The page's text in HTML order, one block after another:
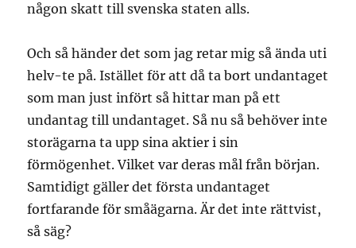
någon skatt till svenska staten alls.
Och så händer det som jag retar mig så ända uti
helv-te på. Istället för att då ta bort undantaget
som man just infört så hittar man på ett
undantag till undantaget. Så nu så behöver inte
storägarna ta upp sina aktier i sin
förmögenhet. Vilket var deras mål från början.
Samtidigt gäller det första undantaget
fortfarande för småägarna. Är det inte rättvist,
så säg?